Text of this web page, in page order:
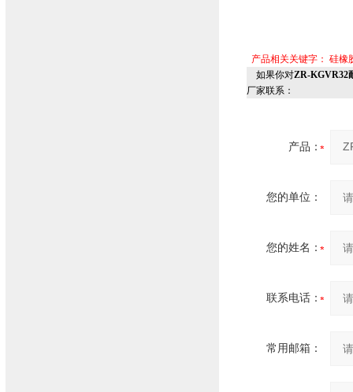
产品相关关键字： 硅橡
如果你对ZR-KGVR32
厂家联系：
产品：
您的单位：
您的姓名：
联系电话：
常用邮箱：